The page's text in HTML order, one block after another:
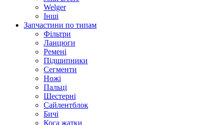
Welger
Інші
Запчастини по типам
Фільтри
Ланцюги
Ремені
Підшипники
Сегменти
Ножі
Пальці
Шестерні
Сайлентблок
Бичі
Коса жатки